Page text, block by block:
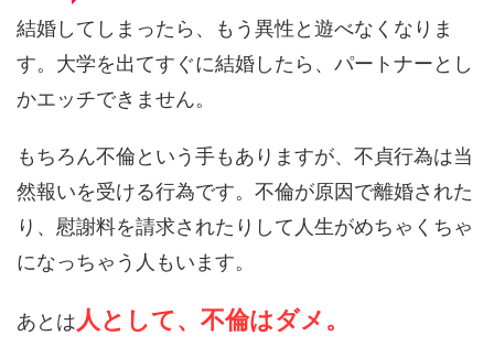
結婚してしまったら、もう異性と遊べなくなりま
す。大学を出てすぐに結婚したら、パートナーとし
かエッチできません。
もちろん不倫という手もありますが、不貞行為は当
然報いを受ける行為です。不倫が原因で離婚された
り、慰謝料を請求されたりして人生がめちゃくちゃ
になっちゃう人もいます。
あとは人として、不倫はダメ。